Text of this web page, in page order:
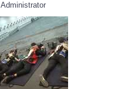
Administrator